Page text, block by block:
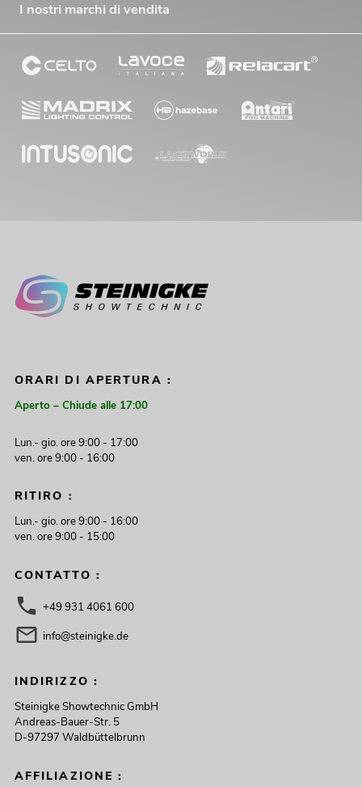
I nostri marchi di vendita
ORARI DI APERTURA :
Aperto – Chiude alle 17:00
Lun.- gio. ore 9:00 - 17:00
ven. ore 9:00 - 16:00
RITIRO :
Lun.- gio. ore 9:00 - 16:00
ven. ore 9:00 - 15:00
CONTATTO :
+49 931 4061 600
info@steinigke.de
INDIRIZZO :
Steinigke Showtechnic GmbH
Andreas-Bauer-Str. 5
D-97297 Waldbüttelbrunn
AFFILIAZIONE :